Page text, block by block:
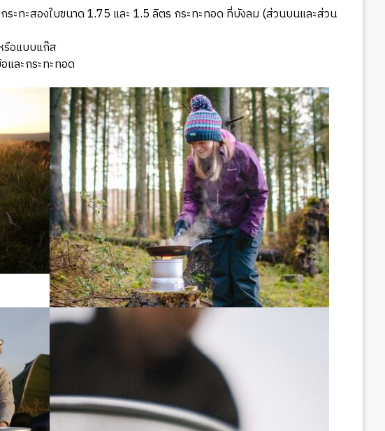
ระทะสองใบขนาด 1.75 และ 1.5 ลิตร กระทะทอด ที่บังลม (ส่วนบนและส่วน
รือแบบแก๊ส
และกระทะทอด